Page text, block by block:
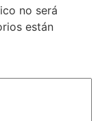
no será
están